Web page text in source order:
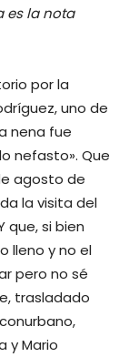
es la nota
por la
uno de
nena fue
nefasto». Que
agosto de
la visita del
que, si bien
lleno y no el
pero no sé
trasladado
y Mario